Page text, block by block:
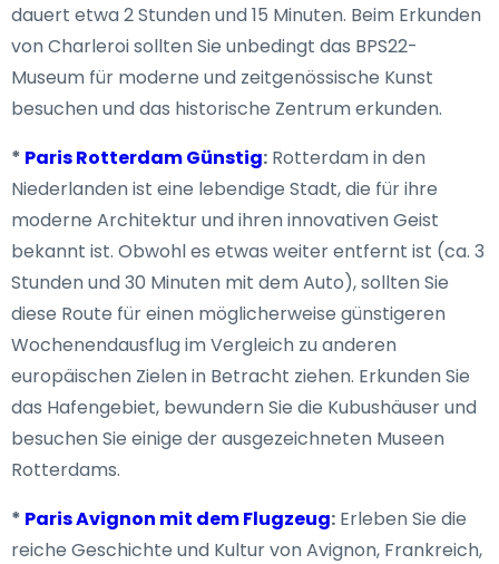
dauert etwa 2 Stunden und 15 Minuten. Beim Erkunden
von Charleroi sollten Sie unbedingt das BPS22-
Museum für moderne und zeitgenössische Kunst
besuchen und das historische Zentrum erkunden.
* Paris Rotterdam Günstig: Rotterdam in den
Niederlanden ist eine lebendige Stadt, die für ihre
moderne Architektur und ihren innovativen Geist
bekannt ist. Obwohl es etwas weiter entfernt ist (ca. 3
Stunden und 30 Minuten mit dem Auto), sollten Sie
diese Route für einen möglicherweise günstigeren
Wochenendausflug im Vergleich zu anderen
europäischen Zielen in Betracht ziehen. Erkunden Sie
das Hafengebiet, bewundern Sie die Kubushäuser und
besuchen Sie einige der ausgezeichneten Museen
Rotterdams.
* Paris Avignon mit dem Flugzeug: Erleben Sie die
reiche Geschichte und Kultur von Avignon, Frankreich,